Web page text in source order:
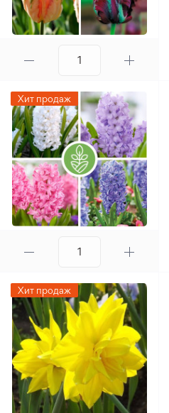
Хит продаж
Хит продаж